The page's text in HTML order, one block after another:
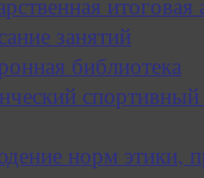
занятий
библиотека
норм этики,